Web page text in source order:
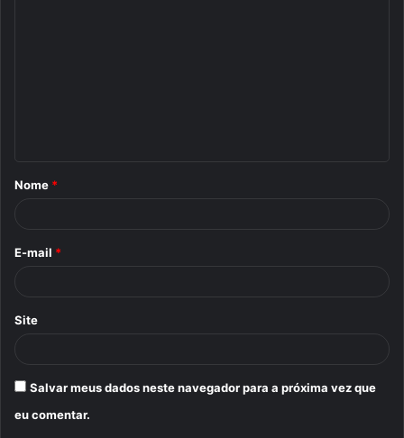
r
Nome *
E-mail *
Site
Salvar meus dados neste navegador para a próxima vez que
eu comentar.